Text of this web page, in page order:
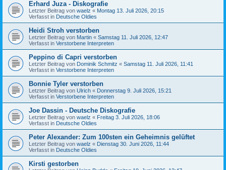
Erhard Juza - Diskografie
Letzter Beitrag von waelz « Montag 13. Juli 2026, 20:15
Verfasst in Deutsche Oldies
Heidi Stroh verstorben
Letzter Beitrag von Martin « Samstag 11. Juli 2026, 12:47
Verfasst in Verstorbene Interpreten
Peppino di Capri verstorben
Letzter Beitrag von Dominik Schmitz « Samstag 11. Juli 2026, 11:41
Verfasst in Verstorbene Interpreten
Bonnie Tyler verstorben
Letzter Beitrag von Ulrich « Donnerstag 9. Juli 2026, 15:21
Verfasst in Verstorbene Interpreten
Joe Dassin - Deutsche Diskografie
Letzter Beitrag von waelz « Freitag 3. Juli 2026, 18:06
Verfasst in Deutsche Oldies
Peter Alexander: Zum 100sten ein Geheimnis gelüftet
Letzter Beitrag von waelz « Dienstag 30. Juni 2026, 11:44
Verfasst in Deutsche Oldies
Kirsti gestorben